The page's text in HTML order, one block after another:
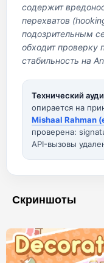
содержит
перехватов
подозрительным
обходит проверку
стабильность на
Технический
опирается на
Mishaal Rahman
проверена:
API-вызовы
Скриншоты